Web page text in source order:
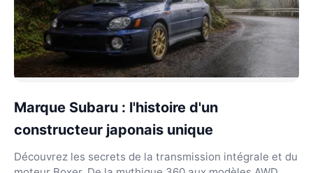
Marque Subaru : l'histoire d'un
constructeur japonais unique
Découvrez les secrets de la transmission intégrale et du